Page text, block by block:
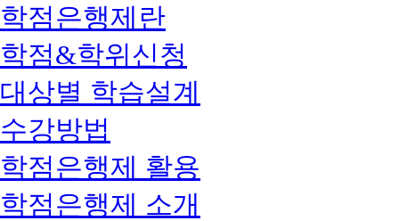
학점은행제란
학점&학위신청
대상별 학습설계
수강방법
학점은행제 활용
학점은행제 소개